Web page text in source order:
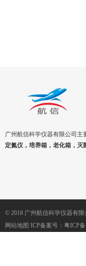
广州航信科学仪器有限公司主
定氮仪，培养箱，老化箱，
© 2018 广州航信科学仪器有限
网站地图 ICP备案号： 粤ICP